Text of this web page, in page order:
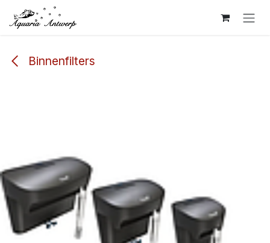
Overslaan naar inhoud
Binnenfilters